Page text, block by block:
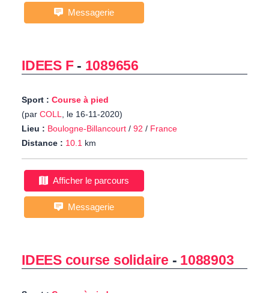
Messagerie
IDEES F- 1089656
Sport : Course à pied
(par COLL, le 16-11-2020)
Lieu : Boulogne-Billancourt / 92 / France
Distance : 10.1 km
Afficher le parcours
Messagerie
IDEES course solidaire - 1088903